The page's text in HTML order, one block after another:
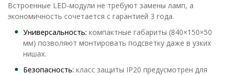
Встроенные LED-модули не требуют замены ламп, а
экономичность сочетается с гарантией 3 года.
Универсальность: компактные габариты (840×150×50
мм) позволяют монтировать подсветку даже в узких
нишах.
Безопасность: класс защиты IP20 предусмотрен для